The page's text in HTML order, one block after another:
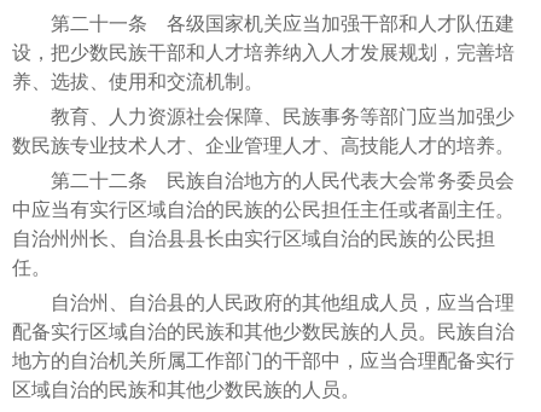
第二十一条 各级国家机关应当加强干部和人才队伍建
设，把少数民族干部和人才培养纳入人才发展规划，完善培
养、选拔、使用和交流机制。
教育、人力资源社会保障、民族事务等部门应当加强少
数民族专业技术人才、企业管理人才、高技能人才的培养。
第二十二条 民族自治地方的人民代表大会常务委员会
中应当有实行区域自治的民族的公民担任主任或者副主任。
自治州州长、自治县县长由实行区域自治的民族的公民担
任。
自治州、自治县的人民政府的其他组成人员，应当合理
配备实行区域自治的民族和其他少数民族的人员。民族自治
地方的自治机关所属工作部门的干部中，应当合理配备实行
区域自治的民族和其他少数民族的人员。